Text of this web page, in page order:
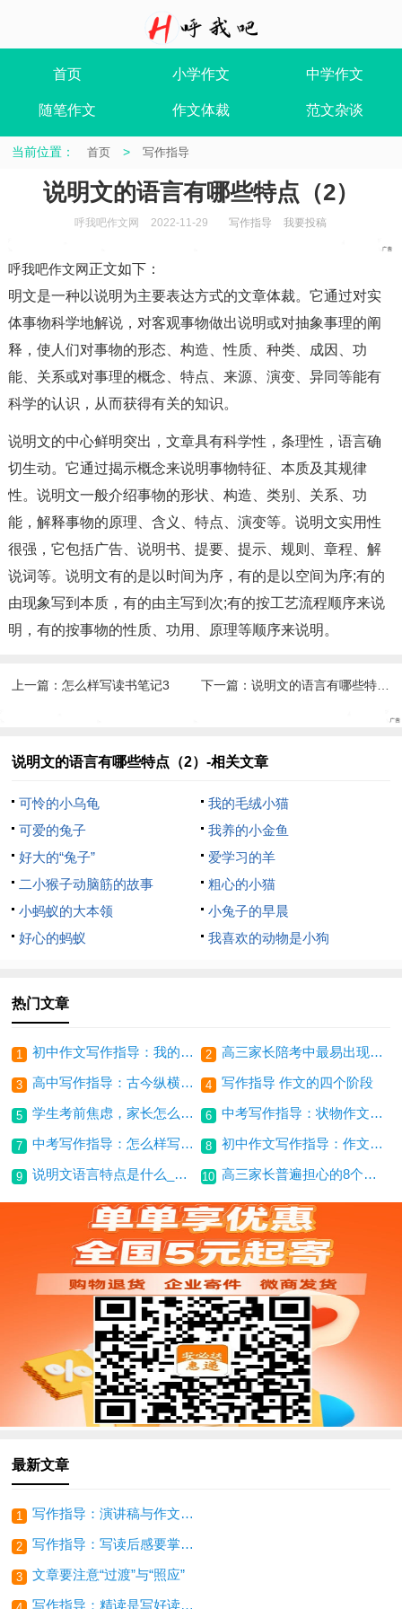
首页 小学作文 中学作文
随笔作文 作文体裁 范文杂谈
当前位置： 首页 > 写作指导
说明文的语言有哪些特点（2）
呼我吧作文网 2022-11-29 写作指导 我要投稿
呼我吧作文网正文如下：
明文是一种以说明为主要表达方式的文章体裁。它通过对实
体事物科学地解说，对客观事物做出说明或对抽象事理的阐
释，使人们对事物的形态、构造、性质、种类、成因、功
能、关系或对事理的概念、特点、来源、演变、异同等能有
科学的认识，从而获得有关的知识。
说明文的中心鲜明突出，文章具有科学性，条理性，语言确
切生动。它通过揭示概念来说明事物特征、本质及其规律
性。说明文一般介绍事物的形状、构造、类别、关系、功
能，解释事物的原理、含义、特点、演变等。说明文实用性
很强，它包括广告、说明书、提要、提示、规则、章程、解
说词等。说明文有的是以时间为序，有的是以空间为序;有的
由现象写到本质，有的由主写到次;有的按工艺流程顺序来说
明，有的按事物的性质、功用、原理等顺序来说明。
上一篇：怎么样写读书笔记3 下一篇： 说明文的语言有哪些特点（3）
说明文的语言有哪些特点（2）-相关文章
可怜的小乌龟
我的毛绒小猫
可爱的兔子
我养的小金鱼
好大的“兔子”
爱学习的羊
二小猴子动脑筋的故事
粗心的小猫
小蚂蚁的大本领
小兔子的早晨
好心的蚂蚁
我喜欢的动物是小狗
热门文章
1 初中作文写作指导：我的写作妙诀 2 高三家长陪考中最易出现的三大心理问题
3 高中写作指导：古今纵横选材 4 写作指导 作文的四个阶段
5 学生考前焦虑，家长怎么办_2000字 6 中考写作指导：状物作文写作方法_1200字
7 中考写作指导：怎么样写出高分作文（三）_800字 8 初中作文写作指导：作文写作指导之虚实结合
9 说明文语言特点是什么_小学生作文指导 10 高三家长普遍担心的8个问题 你一定也遇到了
最新文章
1 写作指导：演讲稿与作文跟讲话稿的区别
2 写作指导：写读后感要掌握基本的方法
3 文章要注意“过渡”与“照应”
写作指导：精读是写好读后感的基础